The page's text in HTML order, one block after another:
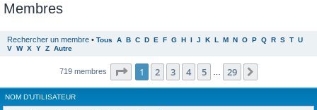
Membres
Rechercher un membre • Tous A B C D E F G H I J K L M N O P Q R S T U
V W X Y Z Autre
719 membres Page 1sur29
1 2 3 4 5 29
NOM D’UTILISATEUR